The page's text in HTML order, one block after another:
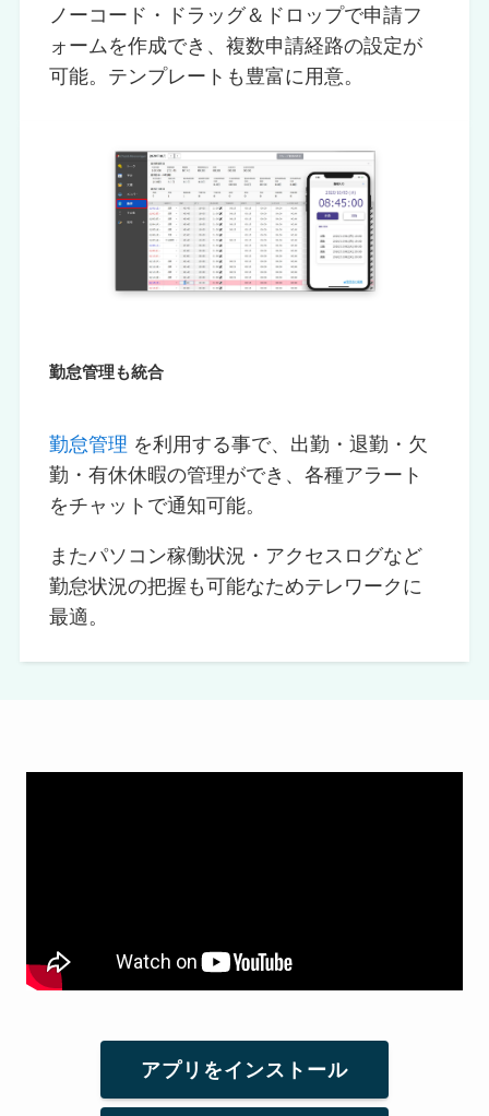
ノーコード・ドラッグ＆ドロップで申請フ
ォームを作成でき、複数申請経路の設定が
可能。テンプレートも豊富に用意。
勤怠管理も統合
勤怠管理 を利用する事で、出勤・退勤・欠
勤・有休休暇の管理ができ、各種アラート
をチャットで通知可能。
またパソコン稼働状況・アクセスログなど
勤怠状況の把握も可能なためテレワークに
最適。
アプリをインストール